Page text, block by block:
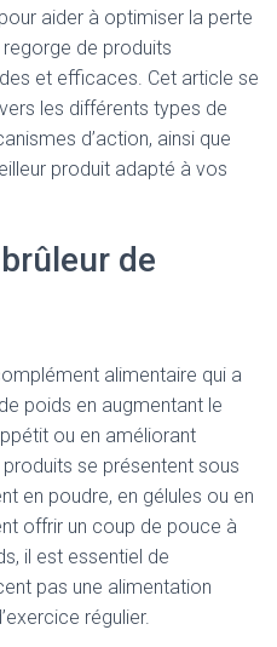
aider à optimiser la perte
de produits
et efficaces. Cet article se
les différents types de
d’action, ainsi que
produit adapté à vos
de
alimentaire qui a
poids en augmentant le
ou en améliorant
se présentent sous
en poudre, en gélules ou en
offrir un coup de pouce à
il est essentiel de
pas une alimentation
régulier.